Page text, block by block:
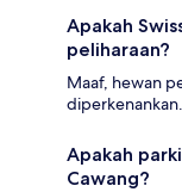
Apakah
peliharaan?
Maaf, hewan
diperkenankan.
Apakah
Cawang?